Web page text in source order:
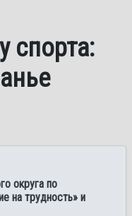
спорта:
округа по
на трудность» и